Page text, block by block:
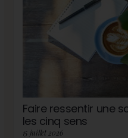
Faire ressentir une
les cinq sens
15 juillet 2026